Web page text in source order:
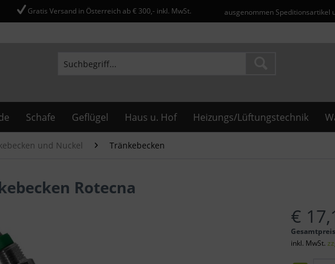
Gratis Versand in Österreich ab € 300,- inkl. MwSt. ausgenommen Speditionsartikel
Schafe Geflügel Haus u. Hof Heizungs/Lüftungstechnik
und Nuckel Tränkebecken
Rotecna
€
inkl. MwSt.